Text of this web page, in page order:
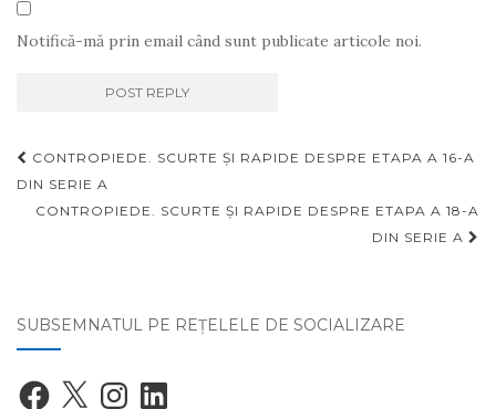
Notifică-mă prin email când sunt publicate articole noi.
Navigare
articole
CONTROPIEDE. SCURTE ȘI RAPIDE DESPRE ETAPA A 16-A
DIN SERIE A
CONTROPIEDE. SCURTE ȘI RAPIDE DESPRE ETAPA A 18-A
DIN SERIE A
SUBSEMNATUL PE REŢELELE DE SOCIALIZARE
Facebook
X InstagramLinkedIn